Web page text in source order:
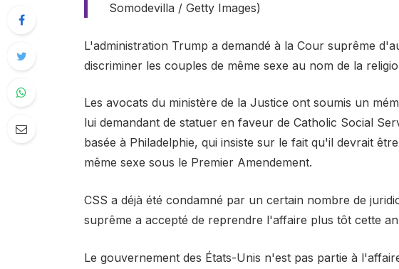
Somodevilla / Getty Images)
L'administration Trump a demandé à la Cour suprême
discriminer les couples de même sexe au nom de la
Les avocats du ministère de la Justice ont soumis un
lui demandant de statuer en faveur de Catholic Social
basée à Philadelphie, qui insiste sur le fait qu'il devrait
même sexe sous le Premier Amendement.
CSS a déjà été condamné par un certain nombre de
suprême a accepté de reprendre l'affaire plus tôt cette
Le gouvernement des États-Unis n'est pas partie à